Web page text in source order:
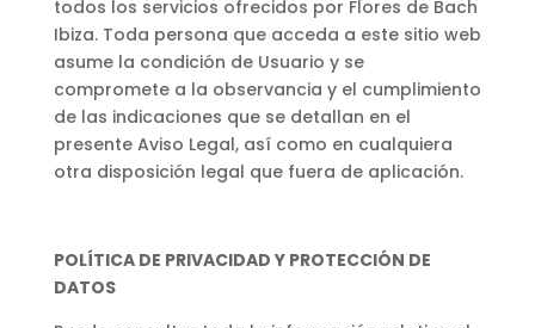
todos los servicios ofrecidos por Flores de Bach
Ibiza. Toda persona que acceda a este sitio web
asume la condición de Usuario y se
compromete a la observancia y el cumplimiento
de las indicaciones que se detallan en el
presente Aviso Legal, así como en cualquiera
otra disposición legal que fuera de aplicación.
POLÍTICA DE PRIVACIDAD Y PROTECCIÓN DE
DATOS